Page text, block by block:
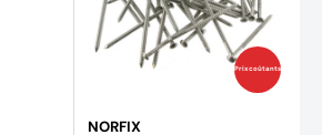
Prix coûtants
NORFIX